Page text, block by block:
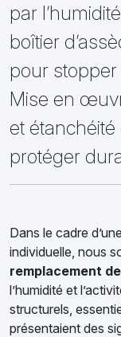
par
boîtier
pour
Mise en
et
protéger
Dans le cadre
individuelle, nous
remplacement
l’humidité et
structurels,
présentaient des